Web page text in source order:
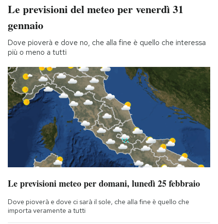
Le previsioni del meteo per venerdì 31
gennaio
Dove pioverà e dove no, che alla fine è quello che interessa
più o meno a tutti
Le previsioni meteo per domani, lunedì 25 febbraio
Dove pioverà e dove ci sarà il sole, che alla fine è quello che
importa veramente a tutti